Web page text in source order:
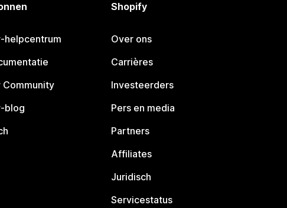
helpcentrum
Community
blog
Shopify
Over ons
Carrières
Investeerders
Pers en media
Partners
Affiliates
Juridisch
Servicestatus